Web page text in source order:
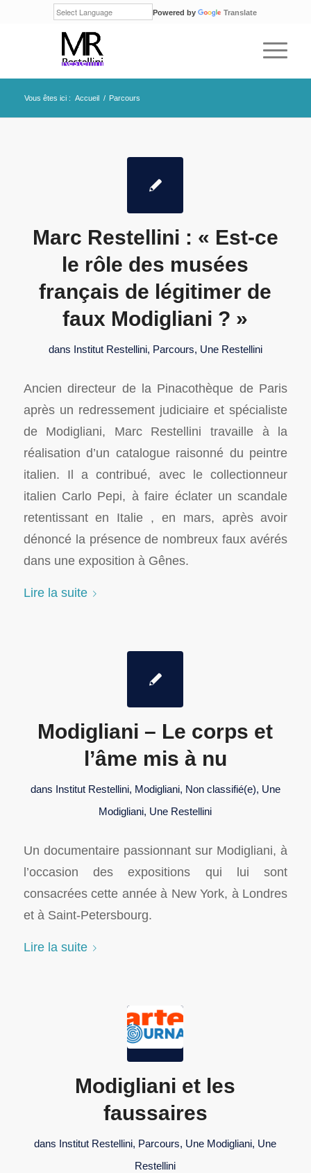
Powered by Translate
Vous êtes ici : Accueil / Parcours
Marc Restellini : « Est-ce
le rôle des musées
français de légitimer de
faux Modigliani ? »
dans Institut Restellini, Parcours, Une Restellini
Ancien directeur de la Pinacothèque de Paris
après un redressement judiciaire et spécialiste
de Modigliani, Marc Restellini travaille à la
réalisation d’un catalogue raisonné du peintre
italien. Il a contribué, avec le collectionneur
italien Carlo Pepi, à faire éclater un scandale
retentissant en Italie , en mars, après avoir
dénoncé la présence de nombreux faux avérés
dans une exposition à Gênes.
Lire la suite
Modigliani – Le corps et
l’âme mis à nu
dans Institut Restellini, Modigliani, Non classifié(e), Une
Modigliani, Une Restellini
Un documentaire passionnant sur Modigliani, à
l’occasion des expositions qui lui sont
consacrées cette année à New York, à Londres
et à Saint-Petersbourg.
Lire la suite
Modigliani et les
faussaires
dans Institut Restellini, Parcours, Une Modigliani, Une
Restellini